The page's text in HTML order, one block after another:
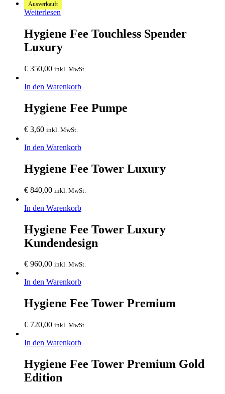
Ausverkauft
Weiterlesen
Hygiene Fee Touchless Spender
Luxury
€ 350,00 inkl. MwSt.
In den Warenkorb
Hygiene Fee Pumpe
€ 3,60 inkl. MwSt.
In den Warenkorb
Hygiene Fee Tower Luxury
€ 840,00 inkl. MwSt.
In den Warenkorb
Hygiene Fee Tower Luxury
Kundendesign
€ 960,00 inkl. MwSt.
In den Warenkorb
Hygiene Fee Tower Premium
€ 720,00 inkl. MwSt.
In den Warenkorb
Hygiene Fee Tower Premium Gold
Edition